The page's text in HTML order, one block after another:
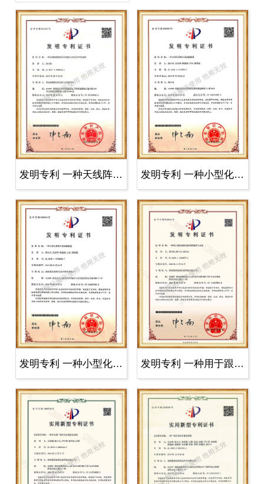
发明专利 一种天线阵装置全空域无人.. 发明专利 一种小型化周视全景成像装..
发明专利 一种小型化周视全景装置 发明专利 一种用于跟踪器的光轴调整..